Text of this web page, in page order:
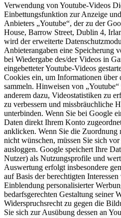
Verwendung von Youtube-Videos
Einbettungsfunktion zur Anzeige
Anbieters „Youtube“, der zu der
House, Barrow Street, Dublin 4,
wird der erweiterte
Anbieterangaben eine Speicherung
bei Wiedergabe des/der Videos in
eingebetteter Youtube-Videos
Cookies ein, um Informationen über
sammeln. Hinweisen von
anderem dazu, Videostatistiken zu
zu verbessern und missbräuchliche
unterbinden. Wenn Sie bei Google
Daten direkt Ihrem Konto
anklicken. Wenn Sie die
nicht wünschen, müssen Sie sich
ausloggen. Google speichert Ihre
Nutzer) als Nutzungsprofile und
Auswertung erfolgt insbesondere
auf Basis der berechtigten
Einblendung personalisierter
bedarfsgerechten Gestaltung seiner
Widerspruchsrecht zu gegen die
Sie sich zur Ausübung dessen an